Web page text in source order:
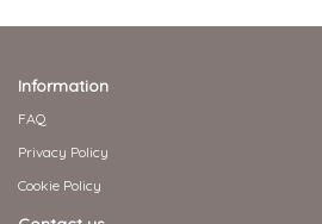
Information
FAQ
Privacy Policy
Cookie Policy